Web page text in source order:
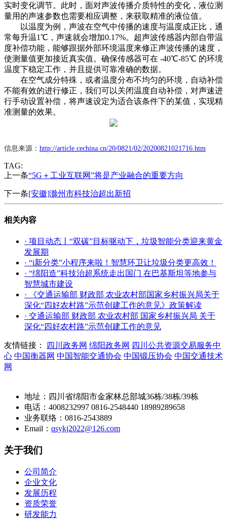
实时变化调节。此时，面对声波传播介质特性的变化，液位测
量用的声速参数也需要相应调整，来获取精准的液位值。
以温度为例，声波在空气中传播的速度与温度成正比，通
常每升温1℃，声速就会增加0.17%。超声波传感器内部自带温
度补偿功能，能够跟据外部环境温度来修正声波传播的速度，
使测量值更加接近真实值。确保传感器可在 -40℃-85℃ 的环境
温度下稳定工作，并且提供可靠准确的数据。
在空气成分特殊，或者温度分布不均匀的环境，自动补偿
不能有效的进行修正，我们可以关闭温度自动补偿，对声速进
行手动设置补偿，将声速设定为适合该条件下的某值，实现精
准测量的效果。
信息来源： http://article.cechina.cn/20/0821/02/20200821021716.htm
TAG:
上一条“5G＋工业互联网”将是产业融合的重要方向
下一条[安徽]滁州市科技治超出新招
相关内容
· 项目动态丨“双碳”目标驱动下，垃圾智能分类迎来黄金
发展期
· “i新分类”小程序来啦！智慧环卫让垃圾分类更高效！
· “绵阳造”科技治超系统走出国门 在巴基斯坦等地参与
智慧城市建设
· 《交通运输部 财政部 农业农村部国家乡村振兴局关于
深化“四好农村路”示范创建工作的意见》政策解读
· 交通运输部 财政部 农业农村部 国家乡村振兴局 关于
深化“四好农村路”示范创建工作的意见
友情链接： 四川政务网 绵阳政务网 四川公共资源交易服务中
心 中国衡器网 中国智能交通协会 中国锻压协会 中国交通技术
网
地址：四川省绵阳市金家林总部城36栋/38栋/39栋
电话：4008232997 0816-2548440 18989289658
业务联络：0816-2543889
Email： qsykj2022@126.com
关于我们
公司简介
企业文化
发展历程
资质荣誉
研发能力